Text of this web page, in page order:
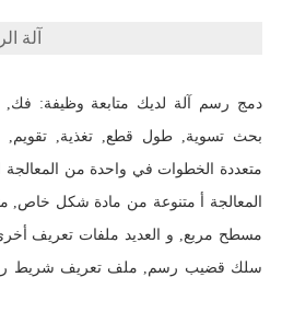
آلة
دمج رسم آلة لديك متابعة وظيفة: فك,
بحث تسوية, طول قطع, تغذية, تقويم,
متعددة الخطوات في واحدة من المعالجة
المعالجة أ متنوعة من مادة شكل
مسطح مربع, و العديد ملفات تعريف
سلك قضيب رسم, ملف تعريف شريط